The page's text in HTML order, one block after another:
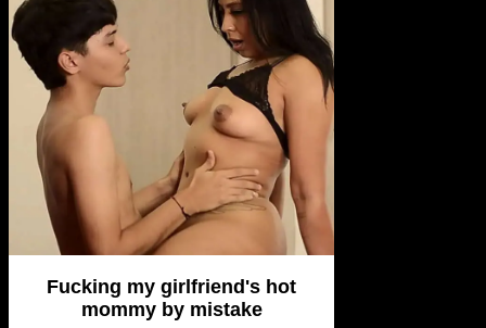
Hacer la Prueba
Ver Otros Resultados
All copyrights by 1stype.io
Nombre comercial
: 펜시(Fanxy)·Representante
N.° de empresa: 214-19-05358·Telefono: 070-7954-9774
Direccion
: 강원도 강릉시 구정면 금평로 146 101호
Terminos de servicio
Politica de privacidad ·
Fanxy. All rights reserved.